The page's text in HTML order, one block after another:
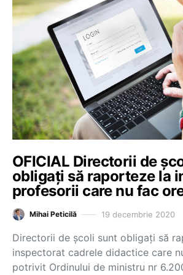
OFICIAL Directorii de
obligați să raporteze la
profesorii care nu fac
Mihai Peticilă 19 decembrie 2020
Directorii de școli sunt obligați să
inspectorat cadrele didactice care
potrivit Ordinului de ministru nr